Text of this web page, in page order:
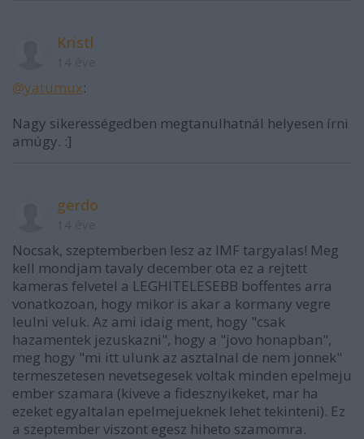
Kristl
@yatumux:
Nagy sikerességedben megtanulhatnál helyesen írni
amúgy. :]
gerdo
Nocsak, szeptemberben lesz az IMF targyalas! Meg
kell mondjam tavaly december ota ez a rejtett
kameras felvetel a LEGHITELESEBB boffentes arra
vonatkozoan, hogy mikor is akar a kormany vegre
leulni veluk. Az ami idaig ment, hogy "csak
hazamentek jezuskazni", hogy a "jovo honapban",
meg hogy "mi itt ulunk az asztalnal de nem jonnek"
termeszetesen nevetsegesek voltak minden epelmeju
ember szamara (kiveve a fidesznyikeket, mar ha
ezeket egyaltalan epelmejueknek lehet tekinteni). Ez
a szeptember viszont egesz hiheto szamomra.